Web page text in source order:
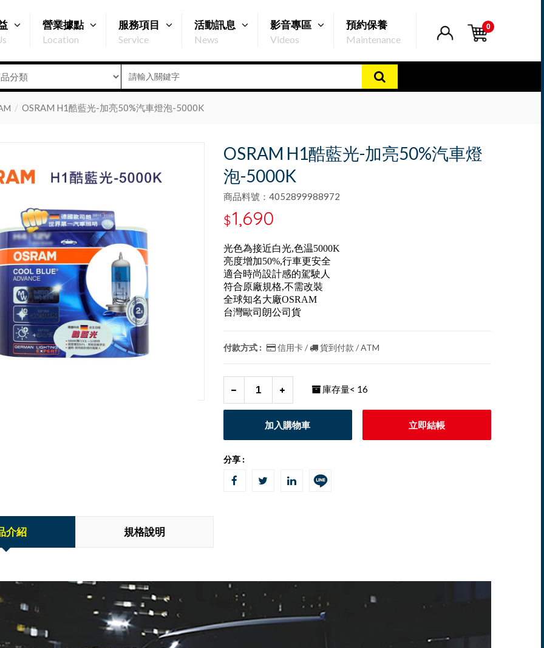
0
營業據點
Location
服務項目
Service
活動訊息
News
影音專區
Videos
預約保養
Maintenance
OSRAM H1酷藍光-加亮50%汽車燈泡-5000K
OSRAM H1酷藍光-加亮50%汽車燈
泡-5000K
商品料號：4052899988972
$1,690
光色為接近白光,色温5000K
亮度增加50%,行車更安全
適合時尚設計感的駕駛人
符合原廠規格,不需改裝
全球知名大廠OSRAM
台灣歐司朗公司貨
付款方式 : 信用卡 / 貨到付款 / ATM
庫存量< 16
加入購物車 立即結帳
分享 :
介紹 規格說明